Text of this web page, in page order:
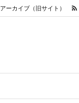
アーカイブ（旧サイト） 